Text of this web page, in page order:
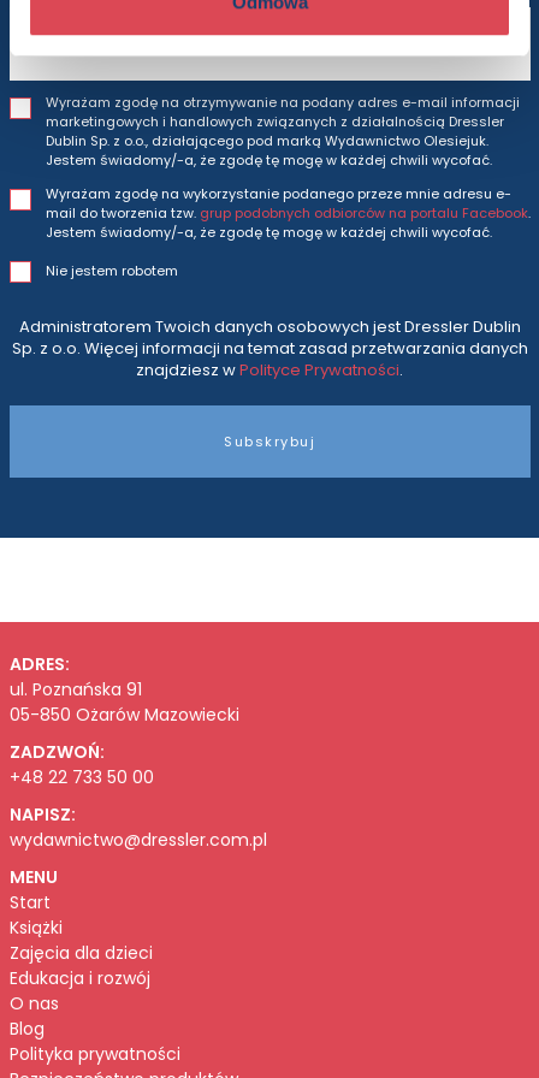
Adres e-mail
Wyrażam zgodę na otrzymywanie na podany adres e-mail informacji
marketingowych i handlowych związanych z działalnością Dressler
Dublin Sp. z o.o., działającego pod marką Wydawnictwo Olesiejuk.
Jestem świadomy/-a, że zgodę tę mogę w każdej chwili wycofać.
Wyrażam zgodę na wykorzystanie podanego przeze mnie adresu e-
mail do tworzenia tzw. grup podobnych odbiorców na portalu Facebook.
Jestem świadomy/-a, że zgodę tę mogę w każdej chwili wycofać.
Nie jestem robotem
Administratorem Twoich danych osobowych jest Dressler Dublin
Sp. z o.o. Więcej informacji na temat zasad przetwarzania danych
znajdziesz wPolityce Prywatności.
Subskrybuj
ADRES:
ul. Poznańska 91
05-850 Ożarów Mazowiecki
ZADZWOŃ:
+48 22 733 50 00
NAPISZ:
wydawnictwo@dressler.com.pl
MENU
Start
Książki
Zajęcia dla dzieci
Edukacja i rozwój
O nas
Blog
Polityka prywatności